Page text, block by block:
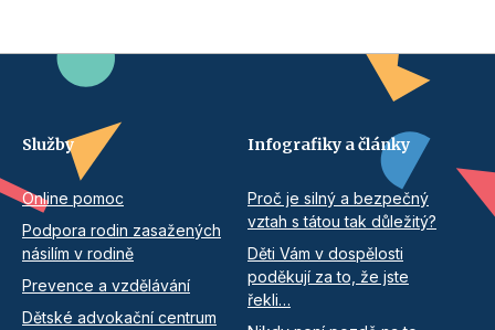
Služby
Online pomoc
Podpora rodin zasažených
násilím v rodině
Prevence a vzdělávání
Dětské advokační centrum
Infografiky a články
Proč je silný a bezpečný
vztah s tátou tak důležitý?
Děti Vám v dospělosti
poděkují za to, že jste
řekli…